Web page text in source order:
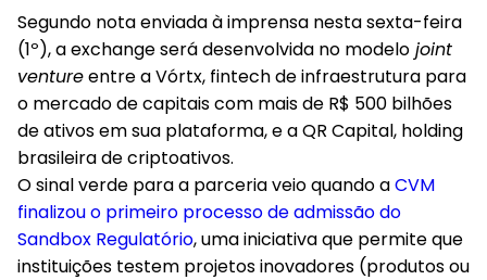
Segundo nota enviada à imprensa nesta sexta-feira
(1º), a exchange será desenvolvida no modelo joint
ventureentre a Vórtx, fintech de infraestrutura para
o mercado de capitais com mais de R$ 500 bilhões
de ativos em sua plataforma, e a QR Capital, holding
brasileira de criptoativos.
O sinal verde para a parceria veio quando aCVM
finalizou o primeiro processo de admissão do
Sandbox Regulatório, uma iniciativa que permite que
instituições testem projetos inovadores (produtos ou